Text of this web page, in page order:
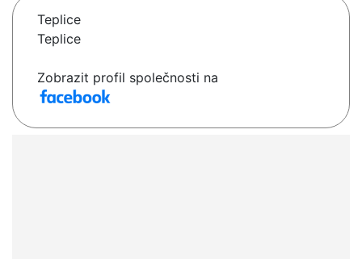
Teplice
Teplice
Zobrazit profil společnosti na